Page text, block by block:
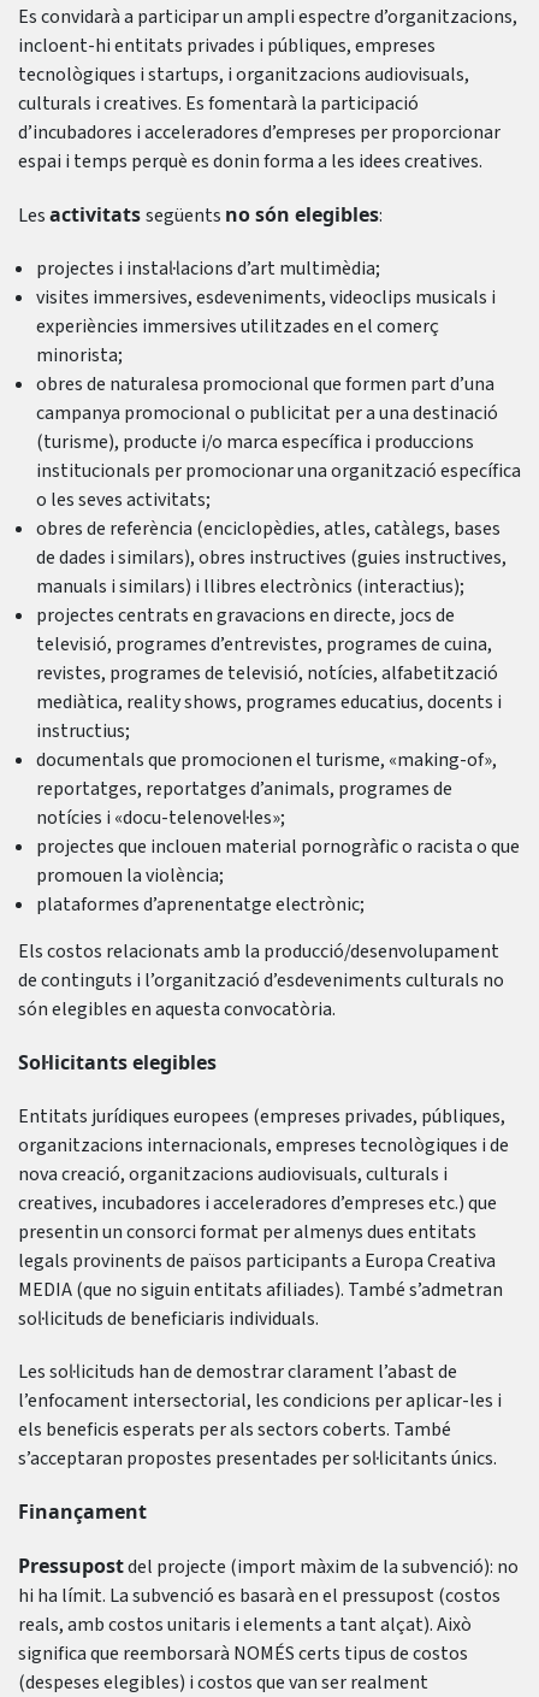
Es convidarà a participar un ampli espectre d’organitzacions,
incloent-hi entitats privades i públiques, empreses
tecnològiques i startups, i organitzacions audiovisuals,
culturals i creatives. Es fomentarà la participació
d’incubadores i acceleradores d’empreses per proporcionar
espai i temps perquè es donin forma a les idees creatives.
Lesactivitatssegüents no són elegibles:
projectes i instal·lacions d’art multimèdia;
visites immersives, esdeveniments, videoclips musicals i
experiències immersives utilitzades en el comerç
minorista;
obres de naturalesa promocional que formen part d’una
campanya promocional o publicitat per a una destinació
(turisme), producte i/o marca específica i produccions
institucionals per promocionar una organització específica
o les seves activitats;
obres de referència (enciclopèdies, atles, catàlegs, bases
de dades i similars), obres instructives (guies instructives,
manuals i similars) i llibres electrònics (interactius);
projectes centrats en gravacions en directe, jocs de
televisió, programes d’entrevistes, programes de cuina,
revistes, programes de televisió, notícies, alfabetització
mediàtica, reality shows, programes educatius, docents i
instructius;
documentals que promocionen el turisme, «making-of»,
reportatges, reportatges d’animals, programes de
notícies i «docu-telenovel·les»;
projectes que inclouen material pornogràfic o racista o que
promouen la violència;
plataformes d’aprenentatge electrònic;
Els costos relacionats amb la producció/desenvolupament
de continguts i l’organització d’esdeveniments culturals no
són elegibles en aquesta convocatòria.
Sol·licitants elegibles
Entitats jurídiques europees (empreses privades, públiques,
organitzacions internacionals, empreses tecnològiques i de
nova creació, organitzacions audiovisuals, culturals i
creatives, incubadores i acceleradores d’empreses etc.) que
presentin un consorci format per almenys dues entitats
legals provinents de països participants a Europa Creativa
MEDIA (que no siguin entitats afiliades). També s’admetran
sol·licituds de beneficiaris individuals.
Les sol·licituds han de demostrar clarament l’abast de
l’enfocament intersectorial, les condicions per aplicar-les i
els beneficis esperats per als sectors coberts. També
s’acceptaran propostes presentades per sol·licitants únics.
Finançament
Pressupostdel projecte (import màxim de la subvenció): no
hi ha límit. La subvenció es basarà en el pressupost (costos
reals, amb costos unitaris i elements a tant alçat). Això
significa que reemborsarà NOMÉS certs tipus de costos
(despeses elegibles) i costos que van ser realment